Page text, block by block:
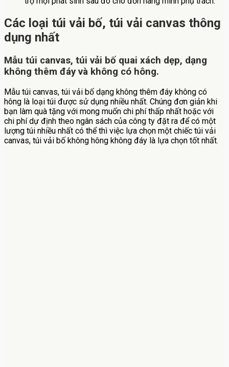
Các loại túi vải bố, túi vải canvas thông
dụng nhất
Mẫu túi canvas, túi vải bố quai xách dẹp, dạng
không thêm đáy và không có hông.
Mẫu túi canvas, túi vải bố dạng không thêm đáy không có
hông là loại túi được sử dụng nhiều nhất. Chúng đơn giản khi
bạn làm quà tặng với mong muốn chi phí thấp nhất hoặc với
chi phí dự định theo ngân sách của công ty đặt ra để có một
lượng túi nhiều nhất có thể thì việc lựa chọn một chiếc túi vải
canvas, túi vải bố không hông không đáy là lựa chọn tốt nhất.